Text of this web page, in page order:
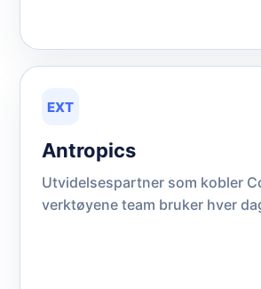
EXT
Antropics
Utvidelsespartner som kobler
verktøyene team bruker hver